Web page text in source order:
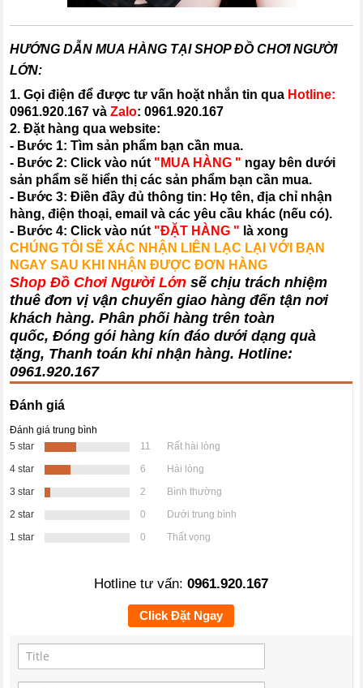
HƯỚNG DẪN MUA HÀNG TẠI SHOP ĐỒ CHƠI NGƯỜI
LỚN:
1. Gọi điện để được tư vấn hoặt nhắn tin qua Hotline:
0961.920.167 vàZalo:0961.920.167
2. Đặt hàng qua website:
- Bước 1: Tìm sản phẩm bạn cần mua.
- Bước 2: Click vào nút "MUA HÀNG " ngay bên dưới
sản phẩm sẽ hiển thị các sản phẩm bạn cần mua.
- Bước 3: Điền đầy đủ thông tin: Họ tên, địa chỉ nhận
hàng, điện thoại, email và các yêu cầu khác (nếu có).
- Bước 4: Click vào nút "ĐẶT HÀNG " là xong
CHÚNG TÔI SẼ XÁC NHẬN LIÊN LẠC LẠI VỚI BẠN
NGAY SAU KHI NHẬN ĐƯỢC ĐƠN HÀNG
Shop Đồ Chơi Người Lớn sẽ chịu trách nhiệm
thuê đơn vị vận chuyển giao hàng đến tận nơi
khách hàng. Phân phối hàng trên toàn
quốc, Đóng gói hàng kín đáo dưới dạng quà
tặng, Thanh toán khi nhận hàng. Hotline:
0961.920.167
Đánh giá
Đánh giá trung bình
5 star
11
Rất hài lòng
4 star
6
Hài lòng
3 star
2
Bình thường
2 star
0
Dưới trung bình
1 star
0 Thất vọng
Hotline tư vấn: 0961.920.167
Click Đặt Ngay